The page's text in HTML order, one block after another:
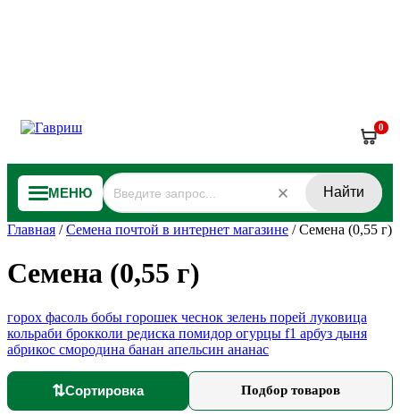
0
МЕНЮ Найти
Главная /Семена почтой в интернет магазине /Семена (0,55 г)
Семена (0,55 г)
горох фасоль бобы горошек чеснок зелень порей луковица
кольраби брокколи редиска помидор огурцы f1 арбуз дыня
абрикос смородина банан апельсин ананас
⇅Сортировка Подбор товаров